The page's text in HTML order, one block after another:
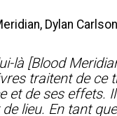
Dylan
là [Blood
traitent de ce
et de ses effets.
lieu. En tant